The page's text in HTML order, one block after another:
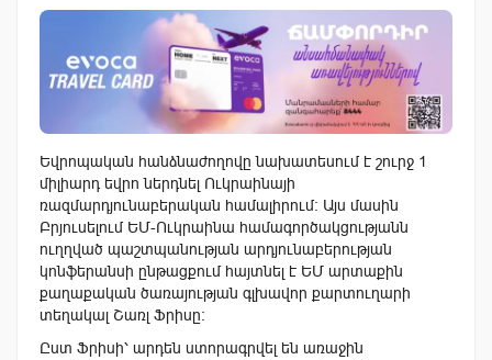
Եվրոպական հանձնաժողովը նախատեսում է շուրջ 1
միլիարդ եվրո ներդնել Ուկրաինայի
ռազմարդյունաբերական համալիրում։ Այս մասին
Բրյուսելում ԵՄ-Ուկրաինա համագործակցությանն
ուղղված պաշտպանության արդյունաբերության
կոնֆերանսի ընթացքում հայտնել է ԵՄ արտաքին
քաղաքական ծառայության գլխավոր քարտուղարի
տեղակալ Շառլ Ֆրիսը:
Ըստ Ֆրիսի՝ արդեն ստորագրվել են առաջին